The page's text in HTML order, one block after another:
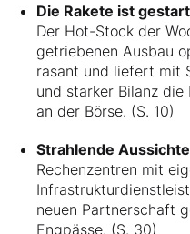
Die Rakete ist
Der Hot-Stock der
getriebenen Ausbau
rasant und liefert mit
und starker Bilanz
an der Börse. (S. 10)
Strahlende
Rechenzentren mit
neuen Partnerschaft
Engpässe. (S. 30)